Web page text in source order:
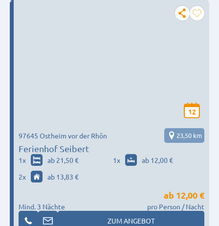
12
Ferienhof Seibert
97645 Ostheim vor der Rhön 23,50 km
1x ab 21,50 € 1x
ab 12,00 €
2x ab 13,83 €
Mind. 3 Nächte
ab 12,00 €
pro Person / Nacht
ZUM ANGEBOT